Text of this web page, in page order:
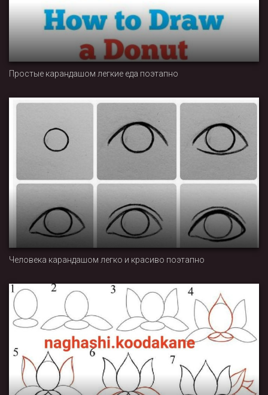
Простые карандашом легкие еда поэтапно
Человека карандашом легко и красиво поэтапно